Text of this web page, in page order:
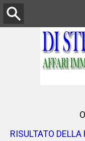
RISULTATO DELLA